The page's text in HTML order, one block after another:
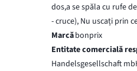
dos,a se spăla cu rufe
- cruce), Nu uscați prin
Marcăbonprix
Entitate comercială
Handelsgesellschaft